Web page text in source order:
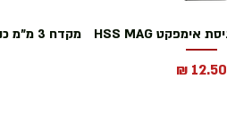
מחיר
מקדח 3 מ"מ כניסת אימפקט HSS MAG